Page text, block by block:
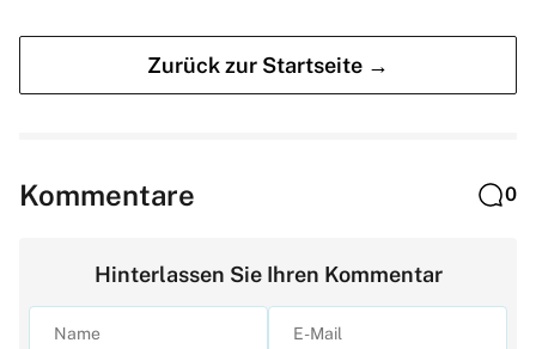
Zurück zur Startseite →
Kommentare 0
Hinterlassen Sie Ihren Kommentar